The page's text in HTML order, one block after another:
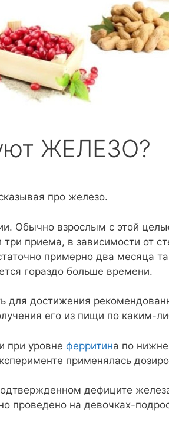
ЖЕЛЕЗО?
про железо.
Обычно взрослым с этой
приема, в зависимости от
примерно два месяца
гораздо больше времени.
для достижения
его из пищи по каким-
при уровне ферритина по
применялась
дефиците
проведено на девочках-